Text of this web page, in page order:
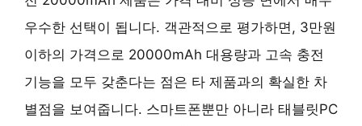
우수한 선택이 됩니다. 객관적으로 평가하면, 3만원
이하의 가격으로 20000mAh 대용량과 고속 충전
기능을 모두 갖춘다는 점은 타 제품과의 확실한 차
별점을 보여줍니다. 스마트폰뿐만 아니라 태블릿PC